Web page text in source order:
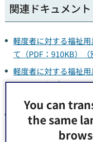
You can
the same
関連ドキュメント
軽度者に対する福祉
て（PDF：910KB）（
軽度者に対する福祉
ーチャート（PDF：
軽度者に対する福祉
（別ウィンドウで開